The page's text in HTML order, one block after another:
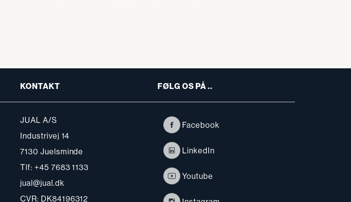
KONTAKT
JUAL A/S
Industrivej 14
7130 Juelsminde
Tlf: +45 7683 1133
jual@jual.dk
CVR: DK84196312
FØLG OS PÅ ..
Facebook
LinkedIn
Youtube